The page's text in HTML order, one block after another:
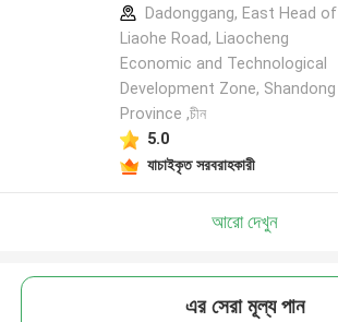
Dadonggang, East Head of
Liaohe Road, Liaocheng
Economic and Technological
Development Zone, Shandong
Province ,চীন
5.0
যাচাইকৃত সরবরাহকারী
আরো দেখুন
এর সেরা মূল্য পান